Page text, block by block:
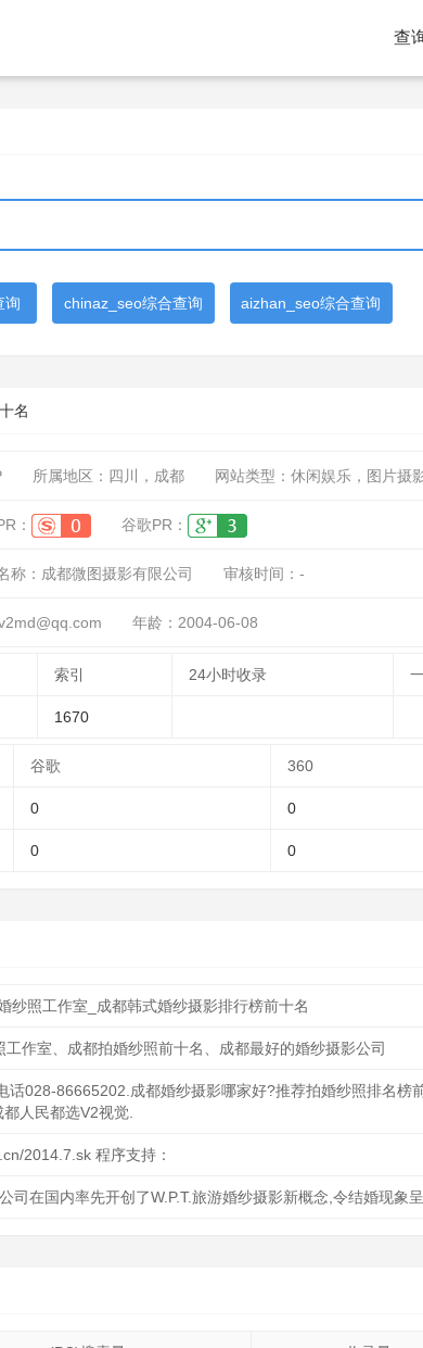
查
询 chinaz_seo综合查询 aizhan_seo综合查询
名
所属地区：四川，成都 网站类型：休闲娱乐，图片摄
： 谷歌PR：
称： 成都微图摄影有限公司 审核时间： -
年龄：2004-06-08
索引 24小时收录
1670
谷歌 360
0 0
0 0
纱照工作室_成都韩式婚纱摄影排行榜前十名
作室、成都拍婚纱照前十名、成都最好的婚纱摄影公司
话028-86665202.成都婚纱摄影哪家好?推荐拍婚纱照排名榜
人民都选V2视觉.
2014.7.sk 程序支持：
在国内率先开创了W.P.T.旅游婚纱摄影新概念,令结婚现象